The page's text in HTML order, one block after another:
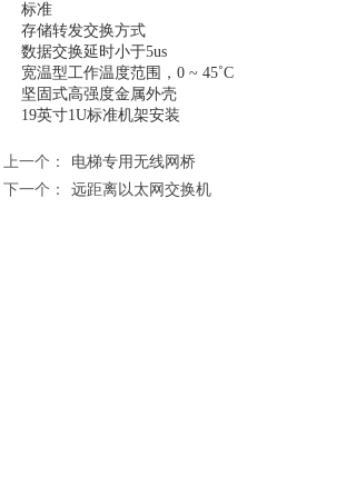
标准
存储转发交换方式
数据交换延时小于5us
宽温型工作温度范围，0 ~ 45˚C
坚固式高强度金属外壳
19英寸1U标准机架安装
上一个：
电梯专用无线网桥
下一个：
远距离以太网交换机